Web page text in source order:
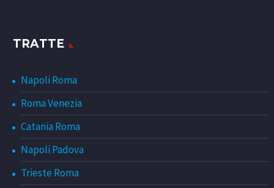
TRATTE
Napoli Roma
Roma Venezia
Catania Roma
Napoli Padova
Trieste Roma